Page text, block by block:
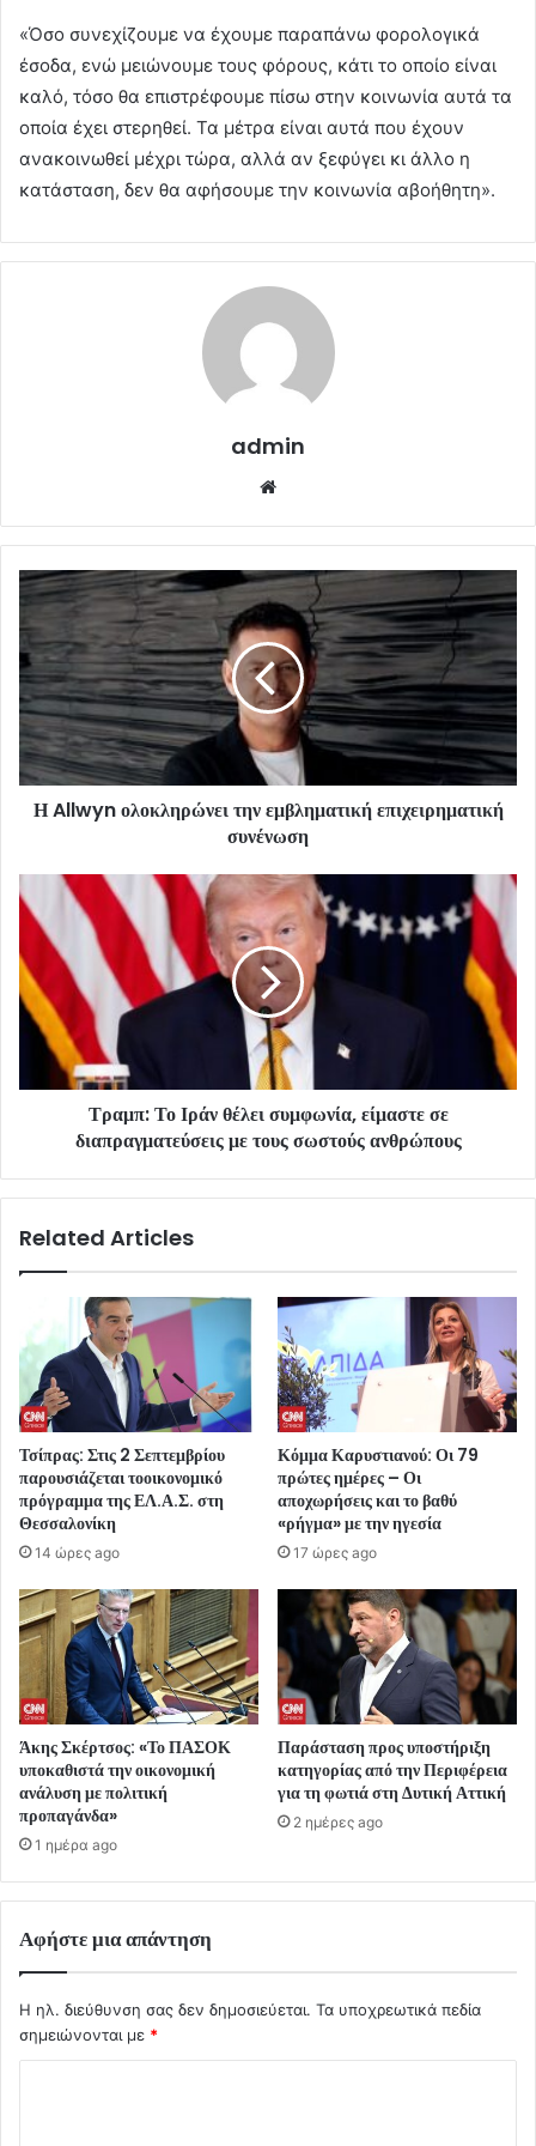
«Όσο συνεχίζουμε να έχουμε παραπάνω φορολογικά
έσοδα, ενώ μειώνουμε τους φόρους, κάτι το οποίο είναι
καλό, τόσο θα επιστρέφουμε πίσω στην κοινωνία αυτά τα
οποία έχει στερηθεί. Τα μέτρα είναι αυτά που έχουν
ανακοινωθεί μέχρι τώρα, αλλά αν ξεφύγει κι άλλο η
κατάσταση, δεν θα αφήσουμε την κοινωνία αβοήθητη».
admin
Η Allwyn ολοκληρώνει την εμβληματική επιχειρηματική
συνένωση
Τραμπ: Το Ιράν θέλει συμφωνία, είμαστε σε
διαπραγματεύσεις με τους σωστούς ανθρώπους
Related Articles
Τσίπρας: Στις 2 Σεπτεμβρίου
παρουσιάζεται τοοικονομικό
πρόγραμμα της ΕΛ.Α.Σ. στη
Θεσσαλονίκη
14 ώρες ago
Κόμμα Καρυστιανού: Οι 79
πρώτες ημέρες – Οι
αποχωρήσεις και το βαθύ
«ρήγμα» με την ηγεσία
17 ώρες ago
Άκης Σκέρτσος: «Το ΠΑΣΟΚ
υποκαθιστά την οικονομική
ανάλυση με πολιτική
προπαγάνδα»
1 ημέρα ago
Παράσταση προς υποστήριξη
κατηγορίας από την Περιφέρεια
για τη φωτιά στη Δυτική Αττική
2 ημέρες ago
Αφήστε μια απάντηση
Η ηλ. διεύθυνση σας δεν δημοσιεύεται. Τα υποχρεωτικά πεδία
σημειώνονται με *